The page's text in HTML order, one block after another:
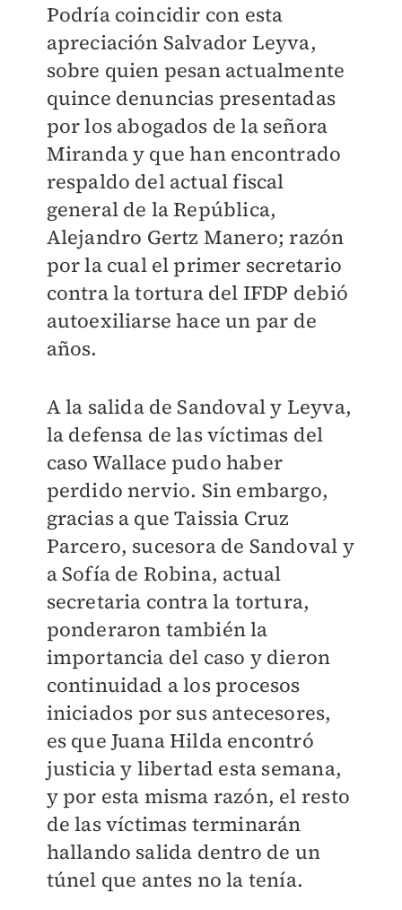
Podría coincidir con esta
apreciación Salvador Leyva,
sobre quien pesan actualmente
quince denuncias presentadas
por los abogados de la señora
Miranda y que han encontrado
respaldo del actual fiscal
general de la República,
Alejandro Gertz Manero; razón
por la cual el primer secretario
contra la tortura del IFDP debió
autoexiliarse hace un par de
años.
A la salida de Sandoval y Leyva,
la defensa de las víctimas del
caso Wallace pudo haber
perdido nervio. Sin embargo,
gracias a que Taissia Cruz
Parcero, sucesora de Sandoval y
a Sofía de Robina, actual
secretaria contra la tortura,
ponderaron también la
importancia del caso y dieron
continuidad a los procesos
iniciados por sus antecesores,
es que Juana Hilda encontró
justicia y libertad esta semana,
y por esta misma razón, el resto
de las víctimas terminarán
hallando salida dentro de un
túnel que antes no la tenía.